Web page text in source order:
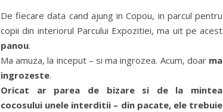
De fiecare data cand ajung in Copou, in parcul pentru
copii din interiorul Parcului Expozitiei, ma uit pe acest
panou.
Ma amuza, la inceput – si ma ingrozea. Acum, doar ma
ingrozeste.
Oricat ar parea de bizare si de la mintea
cocosului unele interditii – din pacate, ele trebuie